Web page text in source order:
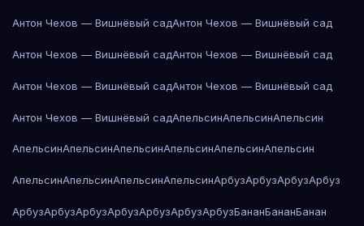
Антон Чехов — Вишнёвый садАнтон Чехов — Вишнёвый сад
Антон Чехов — Вишнёвый садАнтон Чехов — Вишнёвый сад
Антон Чехов — Вишнёвый садАнтон Чехов — Вишнёвый сад
Антон Чехов — Вишнёвый садАпельсинАпельсинАпельсин
АпельсинАпельсинАпельсинАпельсинАпельсинАпельсин
АпельсинАпельсинАпельсинАпельсинАрбузАрбузАрбузАрбуз
АрбузАрбузАрбузАрбузАрбузАрбузАрбузБананБананБанан